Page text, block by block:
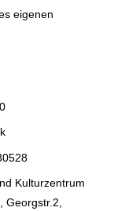
eigenen
Kulturzentrum
Georgstr.2,